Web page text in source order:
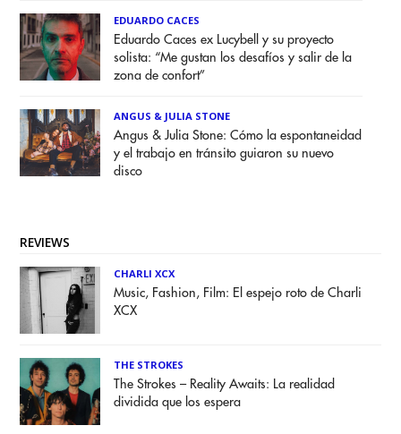
EDUARDO CACES
Eduardo Caces ex Lucybell y su proyecto
solista: “Me gustan los desafíos y salir de la
zona de confort”
ANGUS & JULIA STONE
Angus & Julia Stone: Cómo la espontaneidad
y el trabajo en tránsito guiaron su nuevo
disco
REVIEWS
CHARLI XCX
Music, Fashion, Film: El espejo roto de Charli
XCX
THE STROKES
The Strokes – Reality Awaits: La realidad
dividida que los espera